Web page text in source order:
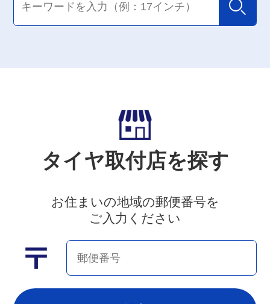
タイヤ取付店を探す
お住まいの地域の郵便番号を
ご入力ください